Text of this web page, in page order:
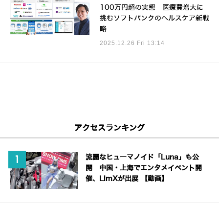
100万円超の実態 医療費増大に
挑むソフトバンクのヘルスケア新戦
略
2025.12.26 Fri 13:14
アクセスランキング
流麗なヒューマノイド「Luna」も公
開 中国・上海でエンタメイベント開
催、LimXが出展 【動画】